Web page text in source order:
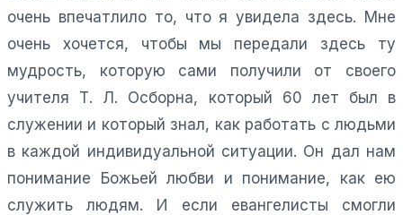
очень впечатлило то, что я увидела здесь. Мне
очень хочется, чтобы мы передали здесь ту
мудрость, которую сами получили от своего
учителя Т. Л. Осборна, который 60 лет был в
служении и который знал, как работать с людьми
в каждой индивидуальной ситуации. Он дал нам
понимание Божьей любви и понимание, как ею
служить людям. И если евангелисты смогли